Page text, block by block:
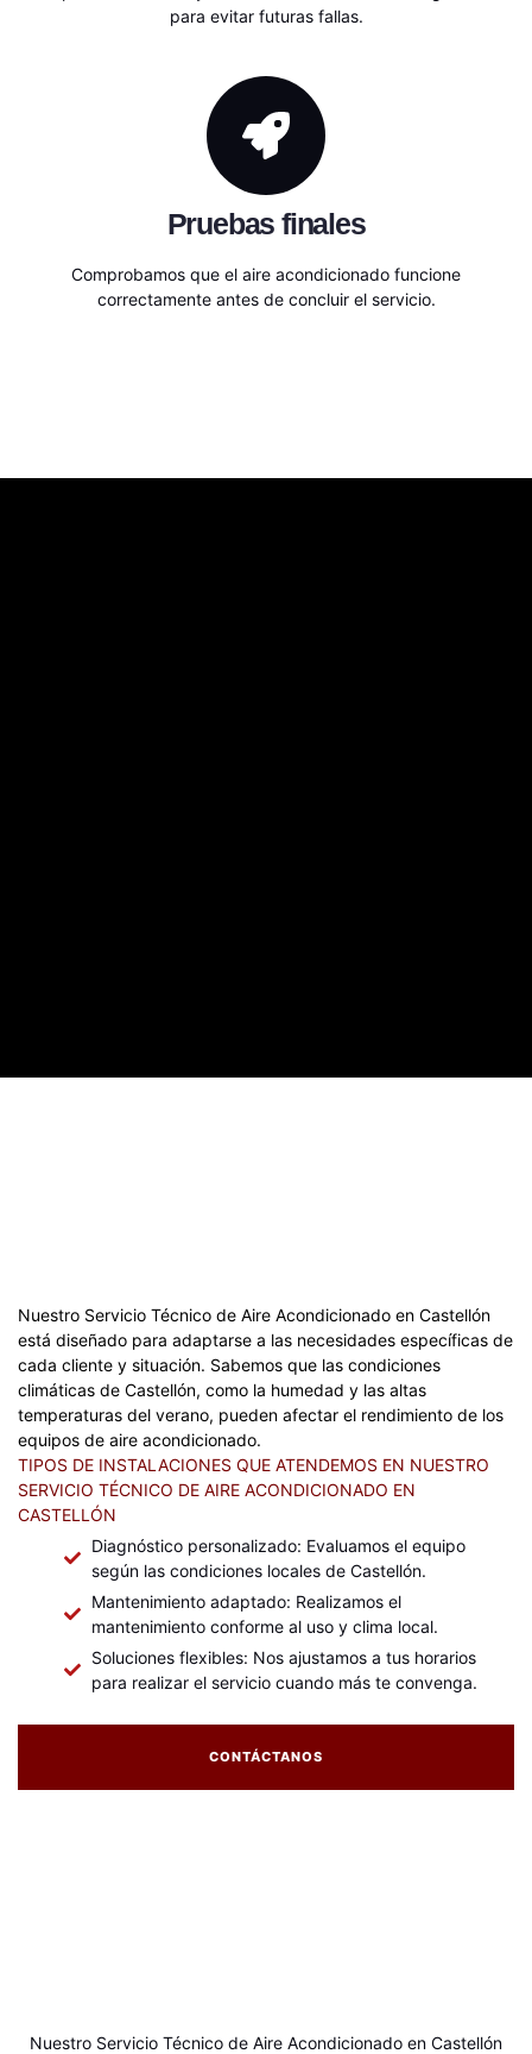
para evitar futuras fallas.
Pruebas finales
Comprobamos que el aire acondicionado funcione
correctamente antes de concluir el servicio.
Nuestro Servicio Técnico de Aire Acondicionado en Castellón
está diseñado para adaptarse a las necesidades específicas de
cada cliente y situación. Sabemos que las condiciones
climáticas de Castellón, como la humedad y las altas
temperaturas del verano, pueden afectar el rendimiento de los
equipos de aire acondicionado.
TIPOS DE INSTALACIONES QUE ATENDEMOS EN NUESTRO
SERVICIO TÉCNICO DE AIRE ACONDICIONADO EN
CASTELLÓN
Diagnóstico personalizado: Evaluamos el equipo
según las condiciones locales de Castellón.
Mantenimiento adaptado: Realizamos el
mantenimiento conforme al uso y clima local.
Soluciones flexibles: Nos ajustamos a tus horarios
para realizar el servicio cuando más te convenga.
CONTÁCTANOS
Nuestro Servicio Técnico de Aire Acondicionado en Castellón